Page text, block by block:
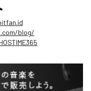
blog/